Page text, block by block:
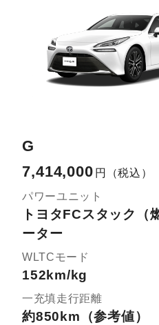
G
7,414,000 円
（税込）
パワーユニット
トヨタFCスタック（
ーター
WLTCモード
152km/kg
一充填走行距離
約850km（参考値）